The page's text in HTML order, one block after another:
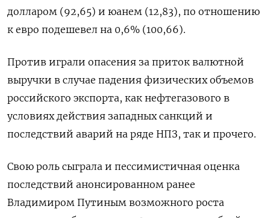
долларом (92,65) и юанем (12,83), по отношению
к евро подешевел на 0,6% (100,66).
Против играли опасения за приток валютной
выручки в случае падения физических объемов
российского экспорта, как нефтегазового в
условиях действия западных санкций и
последствий аварий на ряде НПЗ, так и прочего.
Свою роль сыграла и пессимистичная оценка
последствий анонсированном ранее
Владимиром Путиным возможного роста